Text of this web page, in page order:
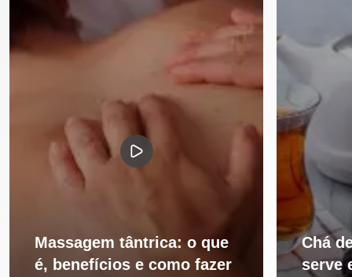
Massagem tântrica: o que
é, benefícios e como fazer
Chá
serve